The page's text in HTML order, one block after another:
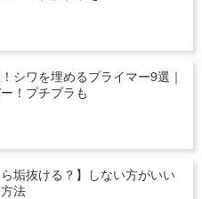
シワを埋めるプライマー9選｜
！プチプラも
ら垢抜ける？】しない方がいい
法